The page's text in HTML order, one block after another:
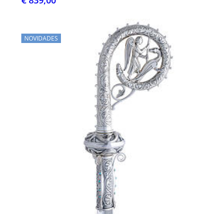
NOVIDADES